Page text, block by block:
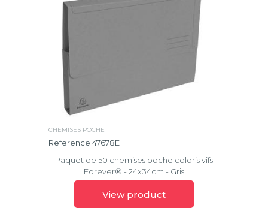
CHEMISES POCHE
Reference 47678E
Paquet de 50 chemises poche coloris vifs
Forever® - 24x34cm - Gris
View product